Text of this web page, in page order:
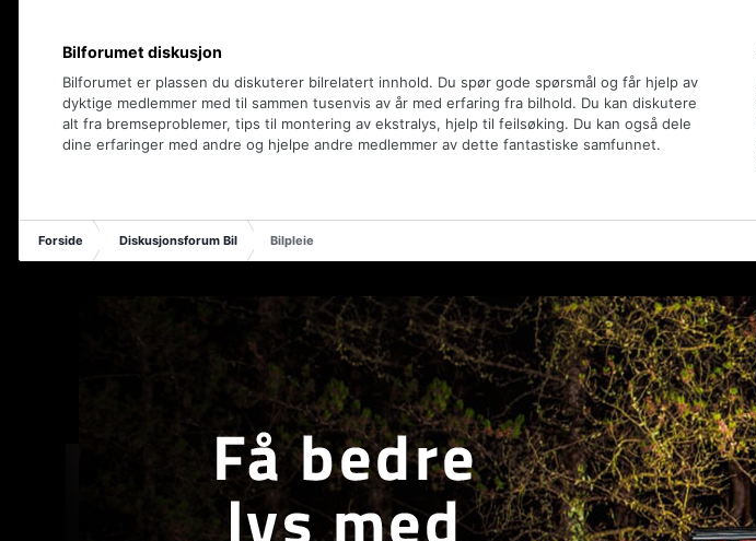
Bilforumet diskusjon
Bilforumet er plassen du diskuterer bilrelatert innhold. Du spør gode spørsmål og får hjelp av
dyktige medlemmer med til sammen tusenvis av år med erfaring fra bilhold. Du kan diskutere
alt fra bremseproblemer, tips til montering av ekstralys, hjelp til feilsøking. Du kan også dele
dine erfaringer med andre og hjelpe andre medlemmer av dette fantastiske samfunnet.
Forside Diskusjonsforum Bil Bilpleie